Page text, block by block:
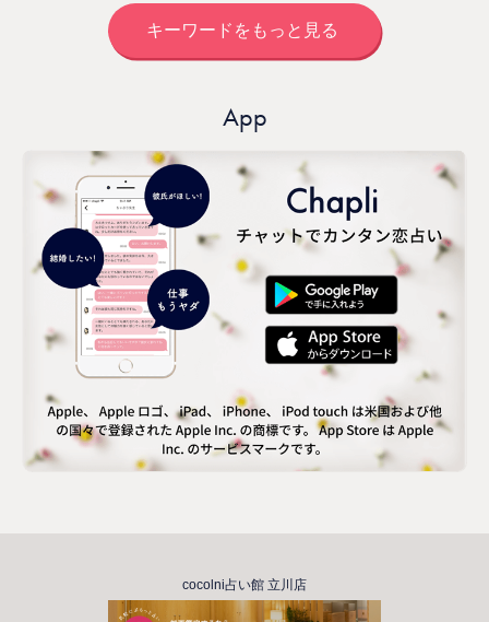
キーワードをもっと見る
App
cocolni占い館 立川店